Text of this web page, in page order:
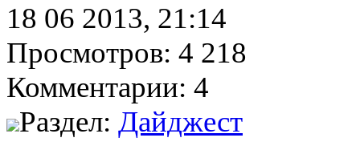
18 06 2013, 21:14
Просмотров: 4 218
Комментарии: 4
Раздел: Дайджест